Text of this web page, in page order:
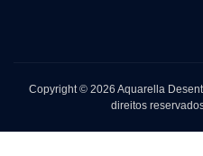
Copyright © 2026 Aquarella
direitos